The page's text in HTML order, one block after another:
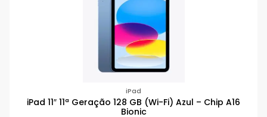
iPad
iPad 11″ 11ª Geração 128 GB (Wi-Fi) Azul – Chip A16
Bionic